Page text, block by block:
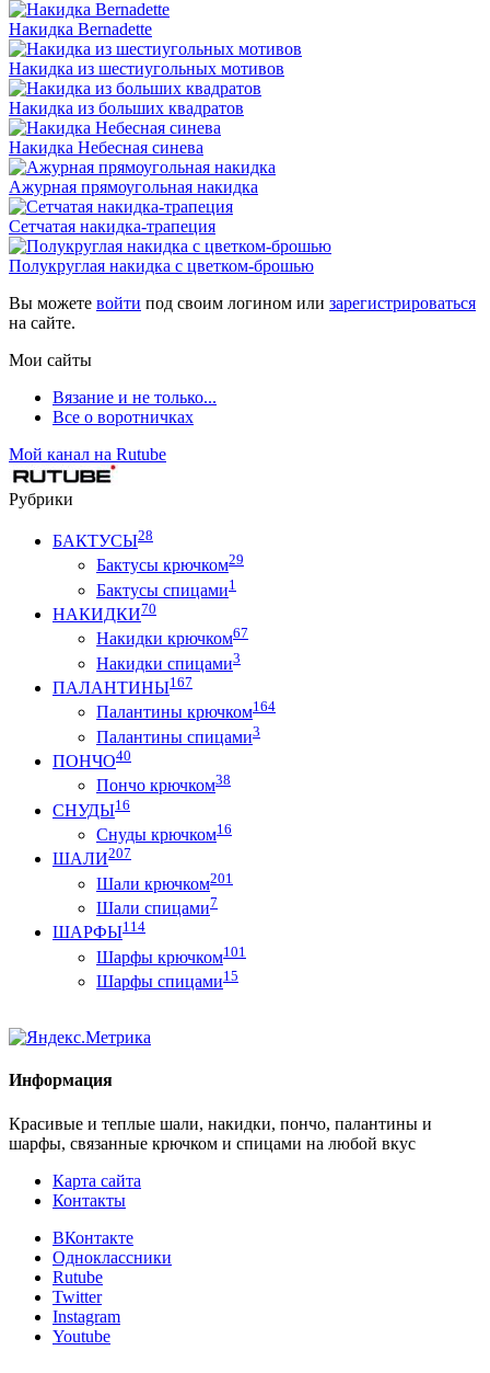
Накидка Bernadette
Накидка из шестиугольных мотивов
Накидка из больших квадратов
Накидка Небесная синева
Ажурная прямоугольная накидка
Сетчатая накидка-трапеция
Полукруглая накидка с цветком-брошью
Вы можете войти под своим логином или зарегистрироваться
на сайте.
Мои сайты
Вязание и не только...
Все о воротничках
Мой канал на Rutube
Рубрики
БАКТУСЫ28
Бактусы крючком29
Бактусы спицами1
НАКИДКИ70
Накидки крючком67
Накидки спицами3
ПАЛАНТИНЫ167
Палантины крючком164
Палантины спицами3
ПОНЧО40
Пончо крючком38
СНУДЫ16
Снуды крючком16
ШАЛИ207
Шали крючком201
Шали спицами7
ШАРФЫ114
Шарфы крючком101
Шарфы спицами15
Информация
Красивые и теплые шали, накидки, пончо, палантины и
шарфы, связанные крючком и спицами на любой вкус
Карта сайта
Контакты
ВКонтакте
Одноклассники
Rutube
Twitter
Instagram
Youtube